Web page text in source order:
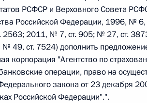
закон от 26.07.2026 г. № 242-ФЗ
в статьи 85 и 102 части первой и
Федерации
РСФСР и Верховного Совета
Российской Федерации, 1996, №
2563; 2011, № 7, ст. 905; № 27, ст.
№ 49, ст. 7524) дополнить
корпорация "Агентство по
операции, право на
закона от 23 декабря
Российской Федерации".".